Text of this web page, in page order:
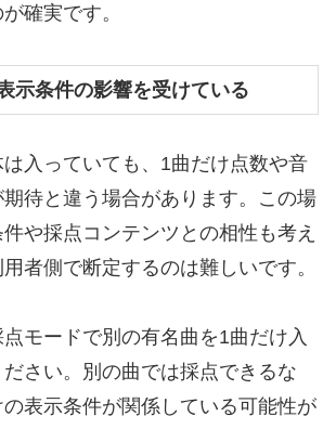
確実です。
示条件の影響を受けている
入っていても、1曲だけ点数や音
待と違う場合があります。この場
や採点コンテンツとの相性も考え
者側で断定するのは難しいです。
モードで別の有名曲を1曲だけ入
さい。別の曲では採点できるな
表示条件が関係している可能性が